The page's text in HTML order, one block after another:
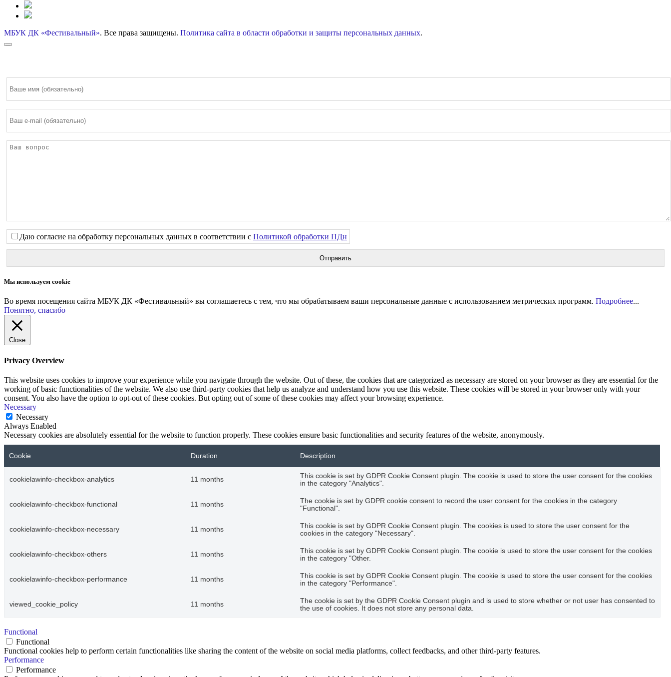
МБУК ДК «Фестивальный». Все права защищены. Политика сайта в области обработки и защиты персональных данных.
Даю согласие на обработку персональных данных в соответствии с Политикой обработки ПДн
Мы используем cookie
Во время посещения сайта МБУК ДК «Фестивальный» вы соглашаетесь с тем, что мы обрабатываем ваши персональные данные с использованием метрических программ. Подробнее...
Понятно, спасибо
Close
Privacy Overview
This website uses cookies to improve your experience while you navigate through the website. Out of these, the cookies that are categorized as necessary are stored on your browser as they are essential for the
working of basic functionalities of the website. We also use third-party cookies that help us analyze and understand how you use this website. These cookies will be stored in your browser only with your
consent. You also have the option to opt-out of these cookies. But opting out of some of these cookies may affect your browsing experience.
Necessary
Necessary
Always Enabled
Necessary cookies are absolutely essential for the website to function properly. These cookies ensure basic functionalities and security features of the website, anonymously.
Cookie Duration Description
cookielawinfo-checkbox-analytics 11 months
This cookie is set by GDPR Cookie Consent plugin. The cookie is used to store the user consent for the cookies
in the category "Analytics".
cookielawinfo-checkbox-functional 11 months
The cookie is set by GDPR cookie consent to record the user consent for the cookies in the category
"Functional".
cookielawinfo-checkbox-necessary 11 months
This cookie is set by GDPR Cookie Consent plugin. The cookies is used to store the user consent for the
cookies in the category "Necessary".
cookielawinfo-checkbox-others 11 months
This cookie is set by GDPR Cookie Consent plugin. The cookie is used to store the user consent for the cookies
in the category "Other.
cookielawinfo-checkbox-performance 11 months
This cookie is set by GDPR Cookie Consent plugin. The cookie is used to store the user consent for the cookies
in the category "Performance".
viewed_cookie_policy 11 months
The cookie is set by the GDPR Cookie Consent plugin and is used to store whether or not user has consented to
the use of cookies. It does not store any personal data.
Functional
Functional
Functional cookies help to perform certain functionalities like sharing the content of the website on social media platforms, collect feedbacks, and other third-party features.
Performance
Performance